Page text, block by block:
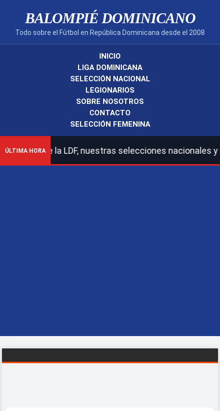
BALOMPIÉ DOMINICANO
Todo sobre el Fútbol en República Dominicana desde el 2008
INICIO
LIGA DOMINICANA
SELECCIÓN NACIONAL
LEGIONARIOS
SOBRE NOSOTROS
CONTACTO
SELECCIÓN FEMENINA
ÚLTIMA HORA
de la LDF, nuestras selecciones nacionales y